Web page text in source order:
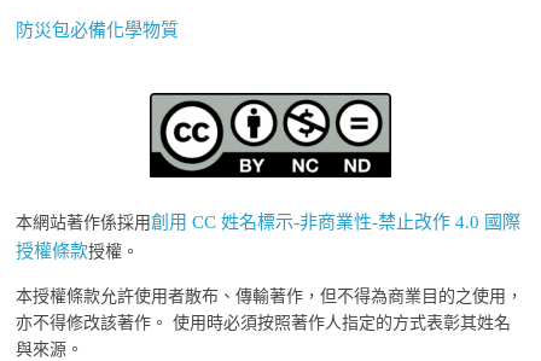
防災包必備化學物質
本網站著作係採用創用 CC 姓名標示-非商業性-禁止改作 4.0 國際
授權條款授權。
本授權條款允許使用者散布、傳輸著作，但不得為商業目的之使用，
亦不得修改該著作。 使用時必須按照著作人指定的方式表彰其姓名
與來源。